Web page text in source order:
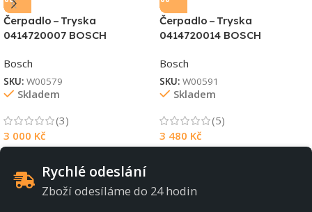
Čerpadlo – Tryska
0414720007 BOSCH
Bosch
SKU: W00579
Skladem
(3)
3 000 Kč
Čerpadlo – Tryska
0414720014 BOSCH
Bosch
SKU: W00591
Skladem
(5)
3 480 Kč
Rychlé odeslání
Zboží odesíláme do 24 hodin